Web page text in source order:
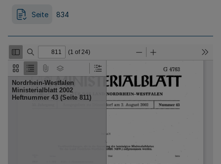
Seite 834